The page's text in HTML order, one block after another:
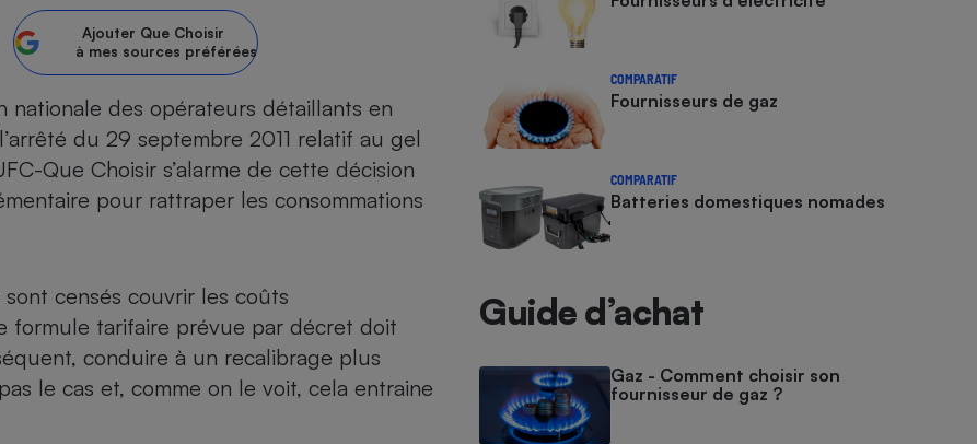
Ajouter Que Choisir
à mes sources préférées
nationale des opérateurs détaillants en
du 29 septembre 2011 relatif au gel
Que Choisir s’alarme de cette décision
pour rattraper les consommations
censés couvrir les coûts
formule tarifaire prévue par décret doit
conduire à un recalibrage plus
le cas et, comme on le voit, cela entraine
COMPARATIF
Fournisseurs de gaz
COMPARATIF
Batteries domestiques nomades
Guide d’achat
Gaz - Comment choisir son
fournisseur de gaz ?
Circuits courts et
alimentation locale
sèche-linge
congélateur
mobile
Panneaux
photovoltaïques
smartphone
portable
nettoyeur haute
mutuelle
des devis d’opticiens
santé
Obsèques - Pompes
funèbres
Puériculture - Produit